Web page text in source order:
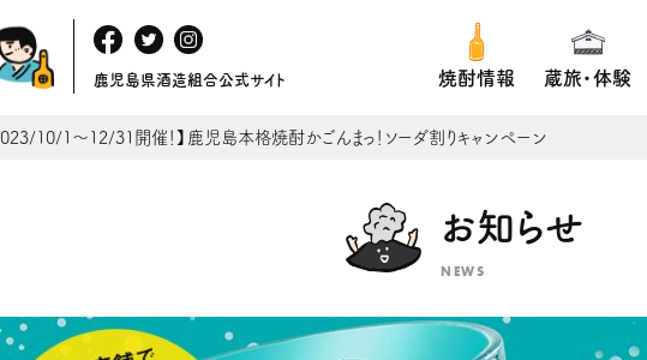
鹿児島県酒造組合公式サイト 焼酎情報 蔵旅・体験
10/1～12/31開催！】鹿児島本格焼酎かごんまっ！ソーダ割りキャンペーン
お知らせ
NEWS